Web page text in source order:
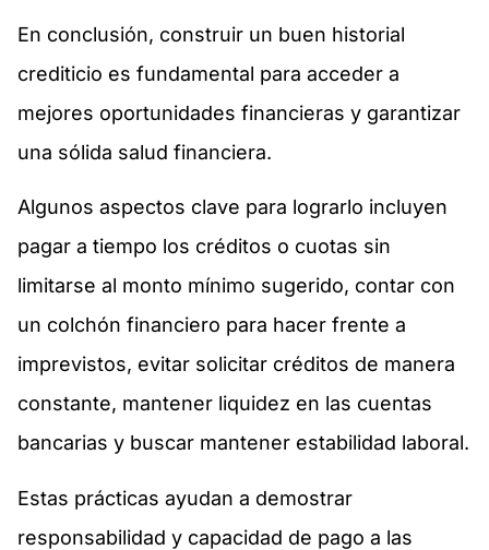
En conclusión, construir un buen historial
crediticio es fundamental para acceder a
mejores oportunidades financieras y garantizar
una sólida salud financiera.
Algunos aspectos clave para lograrlo incluyen
pagar a tiempo los créditos o cuotas sin
limitarse al monto mínimo sugerido, contar con
un colchón financiero para hacer frente a
imprevistos, evitar solicitar créditos de manera
constante, mantener liquidez en las cuentas
bancarias y buscar mantener estabilidad laboral.
Estas prácticas ayudan a demostrar
responsabilidad y capacidad de pago a las